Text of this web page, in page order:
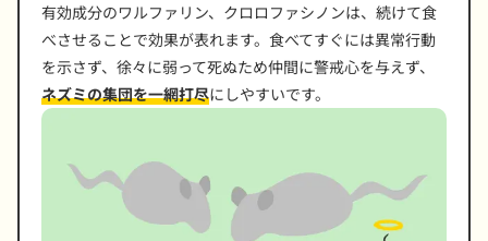
有効成分のワルファリン、クロロファシノンは、続けて食
べさせることで効果が表れます。食べてすぐには異常行動
を示さず、徐々に弱って死ぬため仲間に警戒心を与えず、
ネズミの集団を一網打尽にしやすいです。